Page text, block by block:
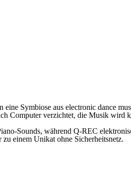
eine Symbiose aus electronic dance
Computer verzichtet, die Musik wird
Sounds, während Q-REC
einem Unikat ohne Sicherheitsnetz.